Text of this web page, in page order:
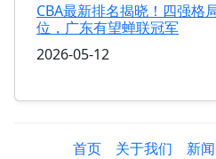
CBA最新排名揭晓！四强格
位，广东有望蝉联冠军
2026-05-12
首页 关于我们 新